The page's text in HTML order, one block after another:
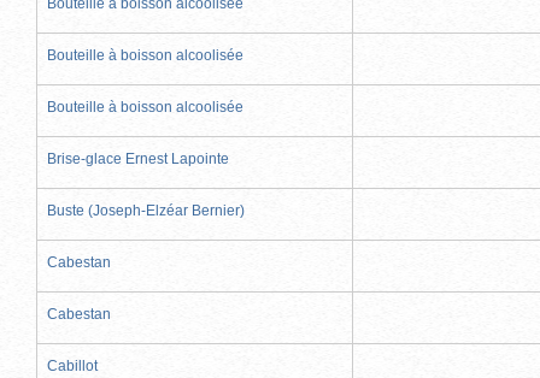
Bouteille à boisson alcoolisée
Bouteille à boisson alcoolisée
Brise-glace Ernest Lapointe
Buste (Joseph-Elzéar Bernier)
Cabestan
Cabestan
Cabillot